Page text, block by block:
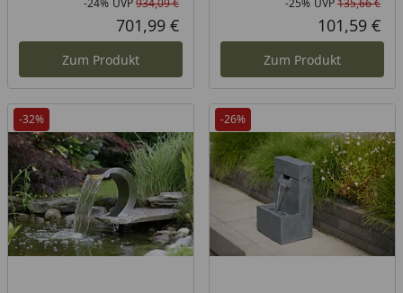
Rabatt in Prozent
-24%
Ursprünglicher Preis
UVP934,09 €
Aktueller Preis
701,99 €
Zum Produkt
-25% UVP135,66 €
101,59 €
Zum Produkt
-32% -26%